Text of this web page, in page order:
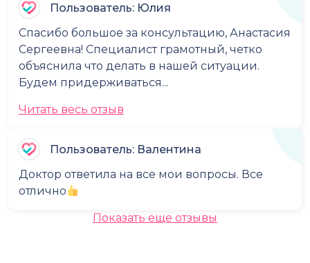
Пользователь: Юлия
Спасибо большое за консультацию, Анастасия
Сергеевна! Специалист грамотный, четко
объяснила что делать в нашей ситуации.
Будем придерживаться...
Читать весь отзыв
Пользователь: Валентина
Доктор ответила на все мои вопросы. Все
отлично
Показать еще отзывы